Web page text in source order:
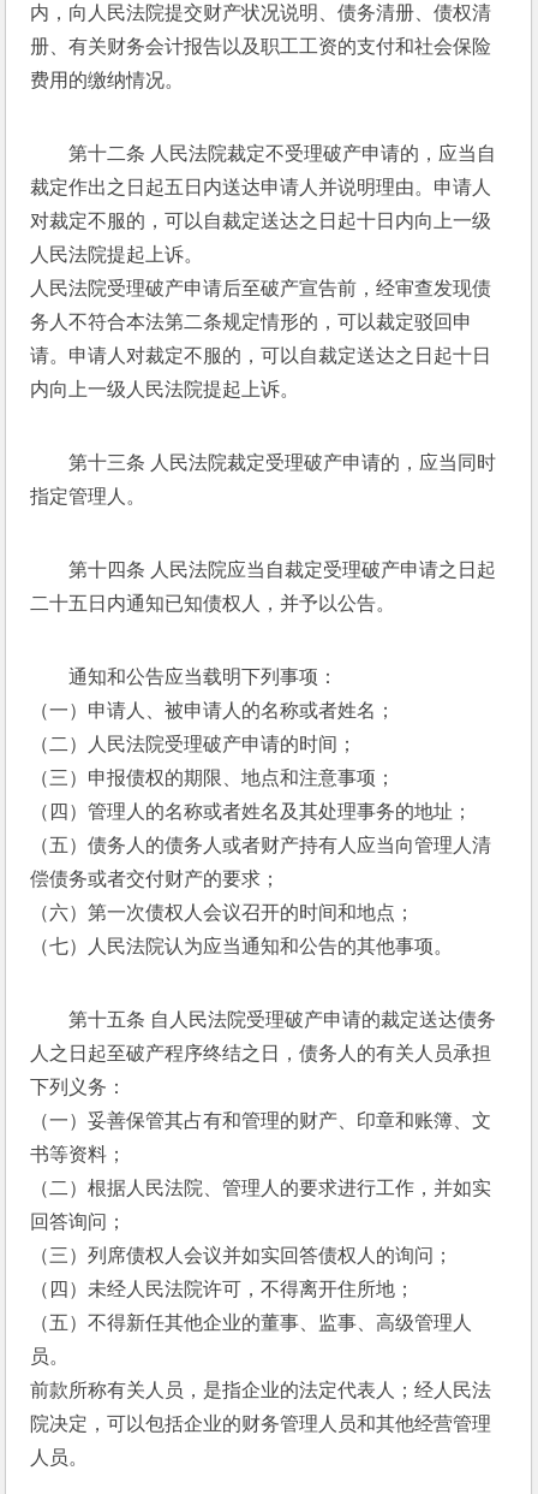
内，向人民法院提交财产状况说明、债务清册、债权清
册、有关财务会计报告以及职工工资的支付和社会保险
费用的缴纳情况。
第十二条 人民法院裁定不受理破产申请的，应当自
裁定作出之日起五日内送达申请人并说明理由。申请人
对裁定不服的，可以自裁定送达之日起十日内向上一级
人民法院提起上诉。
人民法院受理破产申请后至破产宣告前，经审查发现债
务人不符合本法第二条规定情形的，可以裁定驳回申
请。申请人对裁定不服的，可以自裁定送达之日起十日
内向上一级人民法院提起上诉。
第十三条 人民法院裁定受理破产申请的，应当同时
指定管理人。
第十四条 人民法院应当自裁定受理破产申请之日起
二十五日内通知已知债权人，并予以公告。
通知和公告应当载明下列事项：
（一）申请人、被申请人的名称或者姓名；
（二）人民法院受理破产申请的时间；
（三）申报债权的期限、地点和注意事项；
（四）管理人的名称或者姓名及其处理事务的地址；
（五）债务人的债务人或者财产持有人应当向管理人清
偿债务或者交付财产的要求；
（六）第一次债权人会议召开的时间和地点；
（七）人民法院认为应当通知和公告的其他事项。
第十五条 自人民法院受理破产申请的裁定送达债务
人之日起至破产程序终结之日，债务人的有关人员承担
下列义务：
（一）妥善保管其占有和管理的财产、印章和账簿、文
书等资料；
（二）根据人民法院、管理人的要求进行工作，并如实
回答询问；
（三）列席债权人会议并如实回答债权人的询问；
（四）未经人民法院许可，不得离开住所地；
（五）不得新任其他企业的董事、监事、高级管理人
员。
前款所称有关人员，是指企业的法定代表人；经人民法
院决定，可以包括企业的财务管理人员和其他经营管理
人员。